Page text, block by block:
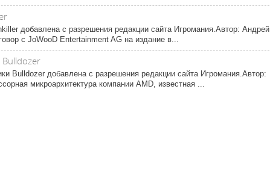
добавлена с разрешения редакции сайта Игромания.Автор: Андрей
с JoWooD Entertainment AG на издание в...
Bulldozer
Bulldozer добавлена с разрешения редакции сайта Игромания.Автор:
микроархитектура компании AMD, известная ...